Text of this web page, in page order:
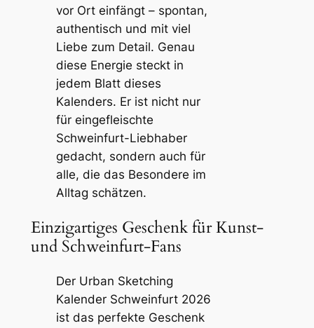
vor Ort einfängt – spontan,
authentisch und mit viel
Liebe zum Detail. Genau
diese Energie steckt in
jedem Blatt dieses
Kalenders. Er ist nicht nur
für eingefleischte
Schweinfurt-Liebhaber
gedacht, sondern auch für
alle, die das Besondere im
Alltag schätzen.
Einzigartiges Geschenk für Kunst-
und Schweinfurt-Fans
Der Urban Sketching
Kalender Schweinfurt 2026
ist das perfekte Geschenk